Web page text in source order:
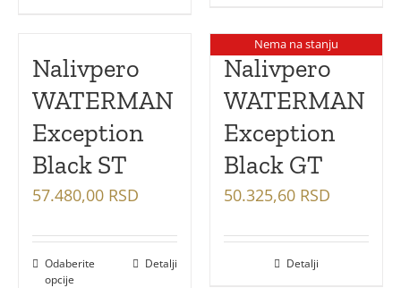
Nalivpero
WATERMAN
Exception
Black ST
57.480,00 RSD
Odaberite
opcije
Detalji
Nema na stanju
Nalivpero
WATERMAN
Exception
Black GT
50.325,60 RSD
Detalji